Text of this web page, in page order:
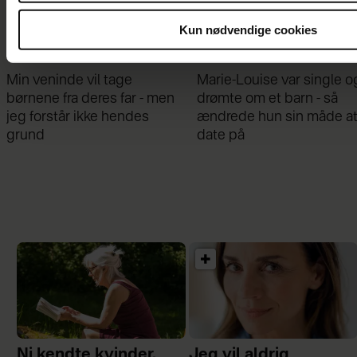
Kun nødvendige cookies
Min veninde vil tage
børnene fra deres far - men
jeg forstår ikke hendes
grund
Marie-Louise var single
drømte om et barn - så
ændrede hun sin måde at
date på